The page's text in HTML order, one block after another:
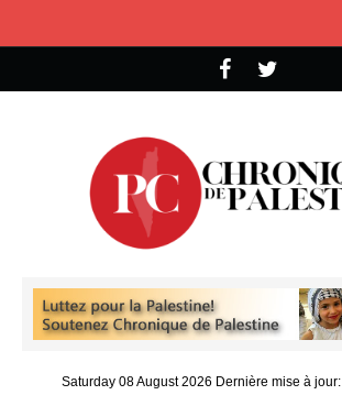
Saturday 08 August 2026 Dernière mise à jour: